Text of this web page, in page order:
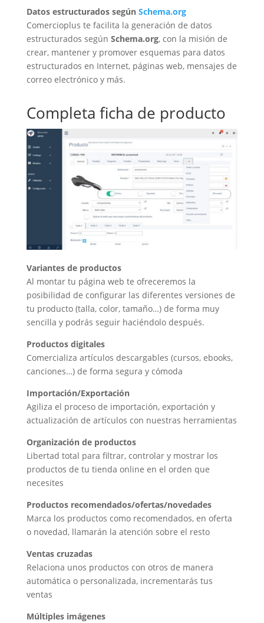
Datos estructurados según Schema.org
Comercioplus te facilita la generación de datos
estructurados según Schema.org, con la misión de
crear, mantener y promover esquemas para datos
estructurados en Internet, páginas web, mensajes de
correo electrónico y más.
Completa ficha de producto
Variantes de productos
Al montar tu página web te ofreceremos la
posibilidad de configurar las diferentes versiones de
tu producto (talla, color, tamaño…) de forma muy
sencilla y podrás seguir haciéndolo después.
Productos digitales
Comercializa artículos descargables (cursos, ebooks,
canciones…) de forma segura y cómoda
Importación/Exportación
Agiliza el proceso de importación, exportación y
actualización de artículos con nuestras herramientas
Organización de productos
Libertad total para filtrar, controlar y mostrar los
productos de tu tienda online en el orden que
necesites
Productos recomendados/ofertas/novedades
Marca los productos como recomendados, en oferta
o novedad, llamarán la atención sobre el resto
Ventas cruzadas
Relaciona unos productos con otros de manera
automática o personalizada, incrementarás tus
ventas
Múltiples imágenes